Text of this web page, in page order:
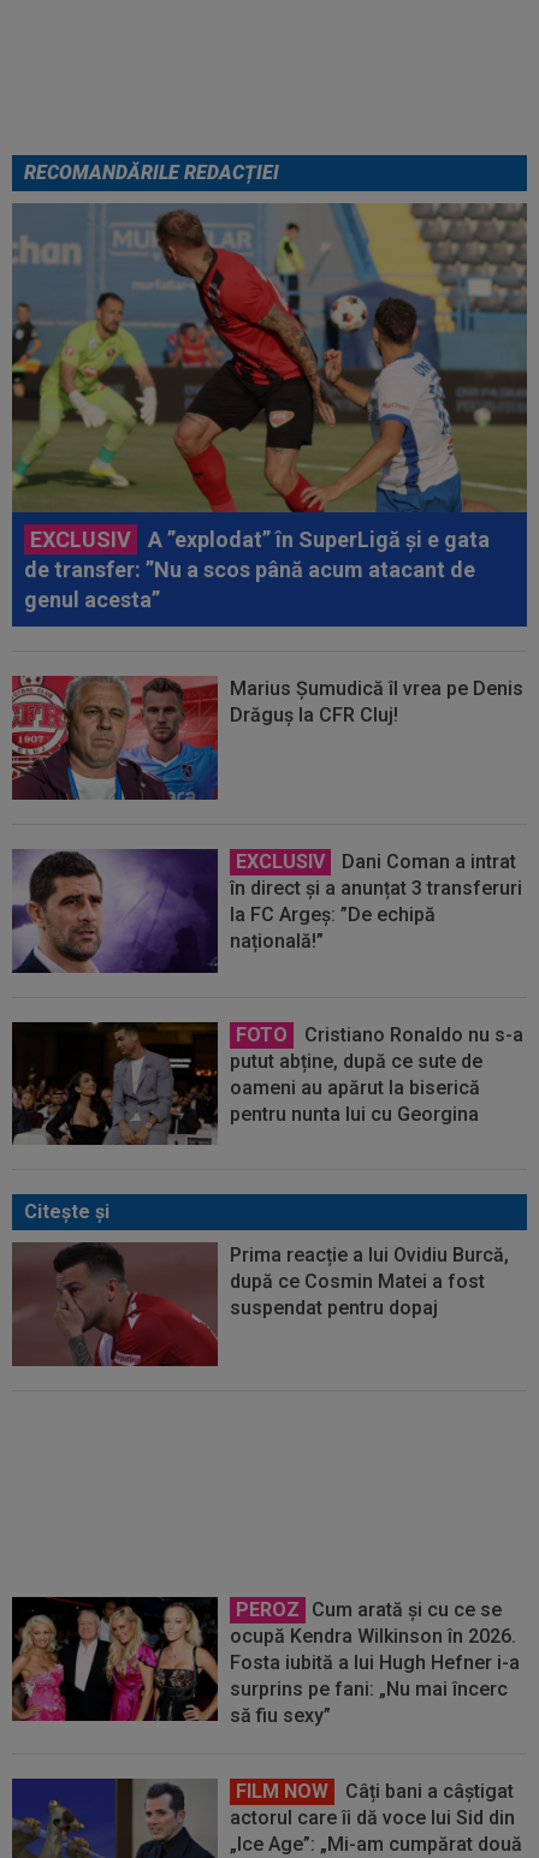
RECOMANDĂRILE REDACȚIEI
EXCLUSIV
A ”explodat” în SuperLigă și e gata
de transfer: ”Nu a scos până acum atacant de
genul acesta”
Marius Șumudică îl vrea pe Denis
Drăguș la CFR Cluj!
EXCLUSIV
Dani Coman a intrat
în direct și a anunțat 3 transferuri
la FC Argeș: ”De echipă
națională!”
FOTO
Cristiano Ronaldo nu s-a
putut abține, după ce sute de
oameni au apărut la biserică
pentru nunta lui cu Georgina
Citeşte şi
Prima reacție a lui Ovidiu Burcă,
după ce Cosmin Matei a fost
suspendat pentru dopaj
PEROZ
Cum arată și cu ce se
ocupă Kendra Wilkinson în 2026.
Fosta iubită a lui Hugh Hefner i-a
surprins pe fani: „Nu mai încerc
să fiu sexy”
FILM NOW
Câți bani a câștigat
actorul care îi dă voce lui Sid din
„Ice Age”: „Mi-am cumpărat două